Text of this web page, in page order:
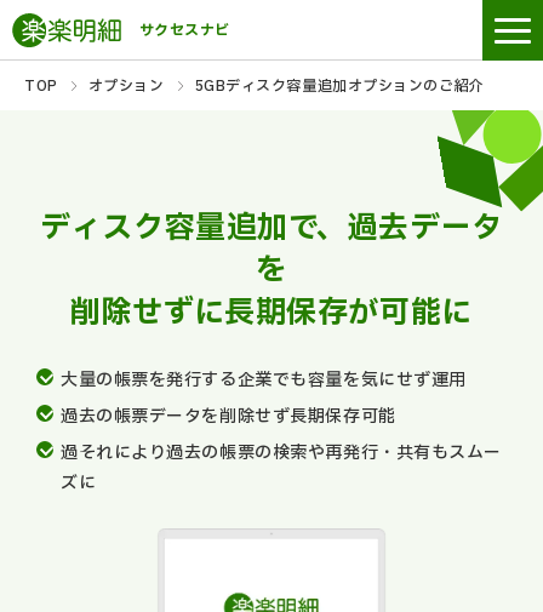
サクセスナビ
TOP オプション 5GBディスク容量追加オプションのご紹介
ディスク容量追加で、過去データ
を
削除せずに長期保存が可能に
大量の帳票を発行する企業でも容量を気にせず運用
過去の帳票データを削除せず長期保存可能
過それにより過去の帳票の検索や再発行・共有もスムー
ズに